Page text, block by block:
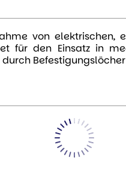
von elektrischen,
für den Einsatz in